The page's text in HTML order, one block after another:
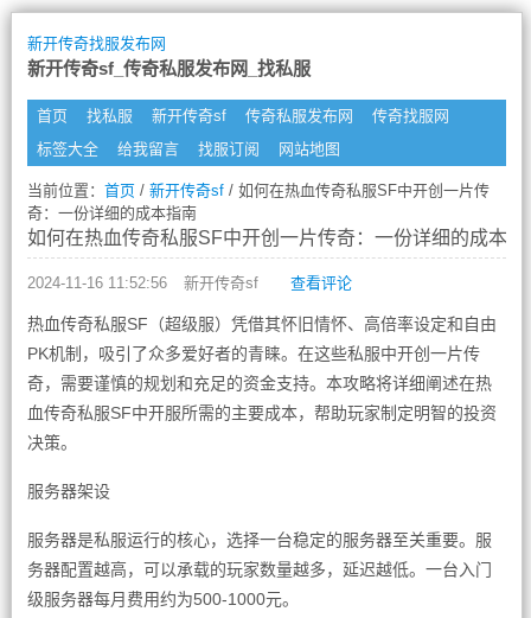
新开传奇找服发布网
新开传奇sf_传奇私服发布网_找私服
首页 找私服 新开传奇sf 传奇私服发布网
传奇找服网
标签大全
给我留言 找服订阅 网站地图
当前位置： 首页/ 新开传奇sf/ 如何在热血传奇私服SF中开创一片传
奇：一份详细的成本指南
如何在热血传奇私服SF中开创一片传奇：一份详细的成本指
2024-11-16 11:52:56 新开传奇sf 查看评论
热血传奇私服SF（超级服）凭借其怀旧情怀、高倍率设定和自由
PK机制，吸引了众多爱好者的青睐。在这些私服中开创一片传
奇，需要谨慎的规划和充足的资金支持。本攻略将详细阐述在热
血传奇私服SF中开服所需的主要成本，帮助玩家制定明智的投资
决策。
服务器架设
服务器是私服运行的核心，选择一台稳定的服务器至关重要。服
务器配置越高，可以承载的玩家数量越多，延迟越低。一台入门
级服务器每月费用约为500-1000元。